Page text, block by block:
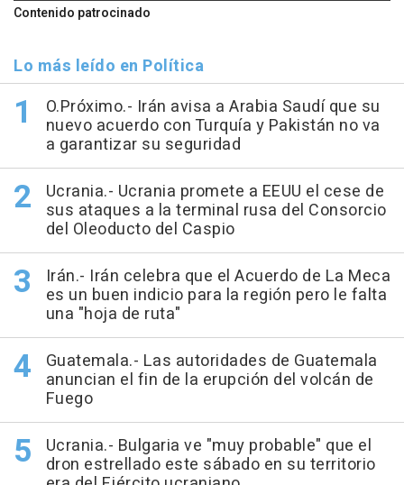
Contenido patrocinado
Lo más leído en Política
O.Próximo.- Irán avisa a Arabia Saudí que su
nuevo acuerdo con Turquía y Pakistán no va
a garantizar su seguridad
Ucrania.- Ucrania promete a EEUU el cese de
sus ataques a la terminal rusa del Consorcio
del Oleoducto del Caspio
Irán.- Irán celebra que el Acuerdo de La Meca
es un buen indicio para la región pero le falta
una "hoja de ruta"
Guatemala.- Las autoridades de Guatemala
anuncian el fin de la erupción del volcán de
Fuego
Ucrania.- Bulgaria ve "muy probable" que el
dron estrellado este sábado en su territorio